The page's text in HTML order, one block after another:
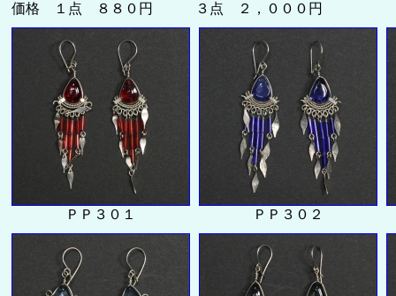
価格 １点 ８８０円 ３点 ２，０００円
ＰＰ３０１ ＰＰ３０２